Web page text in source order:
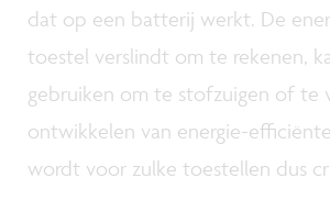
dat op een batterij werkt. De
toestel verslindt om te rekenen,
gebruiken om te stofzuigen of te
ontwikkelen van energie-
wordt voor zulke toestellen dus